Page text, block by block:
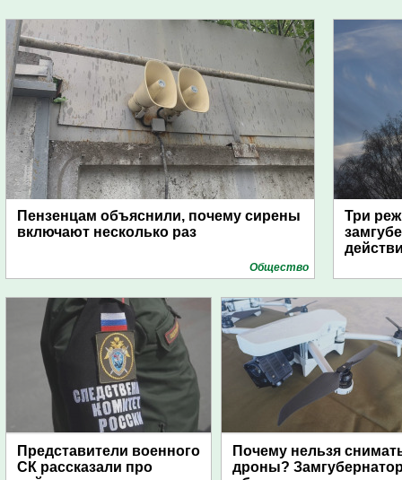
Пензенцам объяснили, почему сирены
включают несколько раз
Общество
Три
Представители военного
СК рассказали про
Почему нельзя
дроны?